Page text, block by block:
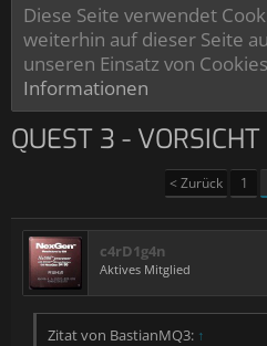
Diese Seite verwendet
weiterhin auf dieser Seite
unseren Einsatz von
Informationen
QUEST 3 -
< Zurück 1
c4rD1g4n
Aktives Mitglied
Zitat von BastianMQ3: ↑